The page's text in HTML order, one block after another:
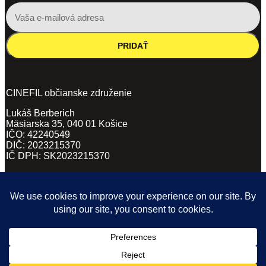
PRIDAŤ
CINEFIL občianske združenie
Lukáš Berberich
Mäsiarska 35, 040 01 Košice
IČO: 42240549
DIČ: 2023215370
IČ DPH: SK2023215370
ZÁSADY SPRACÚVANIA OSOBNÝCH ÚDAJOV
(DOCX, 169KB)
POVINNÉ ZVEREJŇOVANIE
(PDF)
Ticketing and website by EventHub.fm